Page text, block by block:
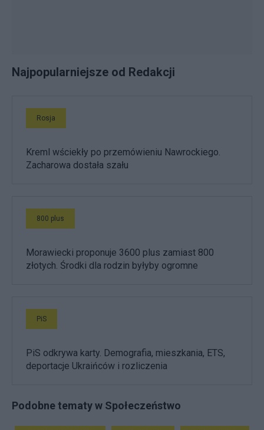
Najpopularniejsze od Redakcji
Rosja
Kreml wściekły po przemówieniu Nawrockiego.
Zacharowa dostała szału
800 plus
Morawiecki proponuje 3600 plus zamiast 800
złotych. Środki dla rodzin byłyby ogromne
PiS
PiS odkrywa karty. Demografia, mieszkania, ETS,
deportacje Ukraińców i rozliczenia
Podobne tematy w Społeczeństwo